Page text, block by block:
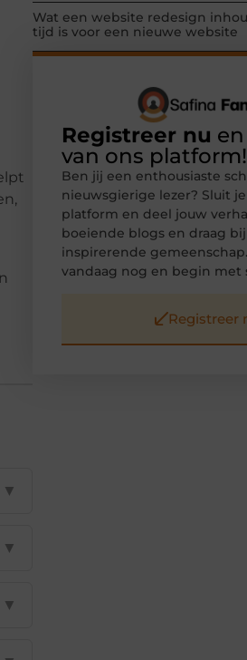
▼
▼
▼
Wat een website redesign
tijd is voor een nieuwe website
Registreer nu
van ons platform!
Ben jij een enthousiaste
nieuwsgierige lezer? Sluit
platform en deel jouw
boeiende blogs en draag bij
inspirerende
vandaag nog en begin met
Registreer